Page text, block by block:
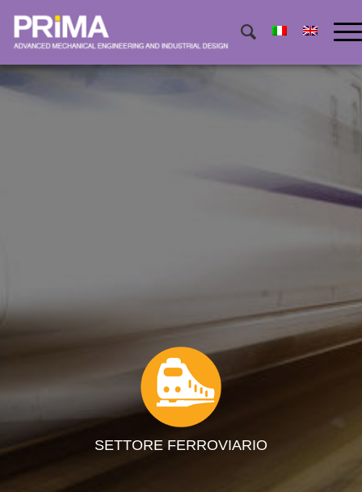
SETTORE FERROVIARIO